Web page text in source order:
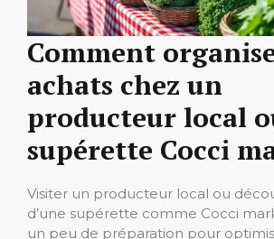
Comment
achats chez un
producteur local
supérette Cocci
Visiter un producteur local ou
d’une supérette comme Cocci
un peu de préparation pour